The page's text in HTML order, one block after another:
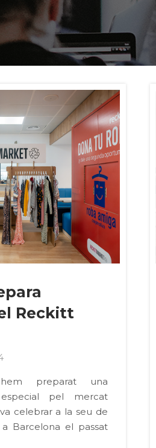
Reckitt
preparat una
especial pel mercat
celebrar a la seu de
Barcelona el passat